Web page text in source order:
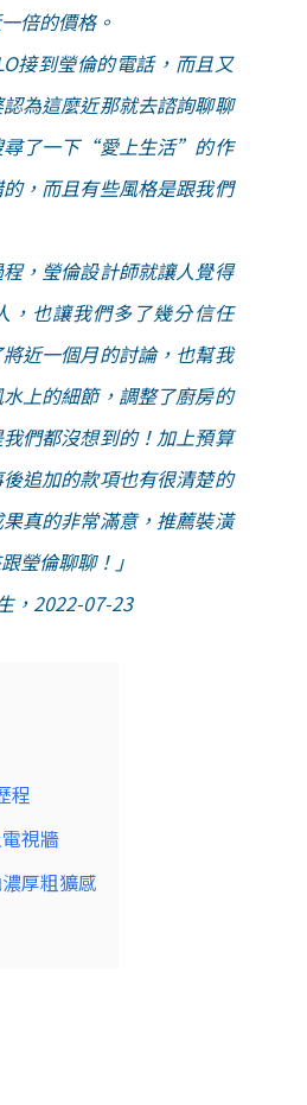
倍的價格。
接到瑩倫的電話，而且又
為這麼近那就去諮詢聊聊
尋了一下“愛上生活”的作
，而且有些風格是跟我們
，瑩倫設計師就讓人覺得
，也讓我們多了幾分信任
近一個月的討論，也幫我
上的細節，調整了廚房的
們都沒想到的！加上預算
追加的款項也有很清楚的
真的非常滿意，推薦裝潢
瑩倫聊聊！ 」
，2022-07-23
程
視牆
厚粗獷感